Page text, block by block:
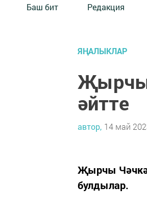
Баш бит Редакция
ЯҢАЛЫКЛАР
Җырчы
әйтте
автор, 14 май
Җырчы Чәчкә
булдылар.